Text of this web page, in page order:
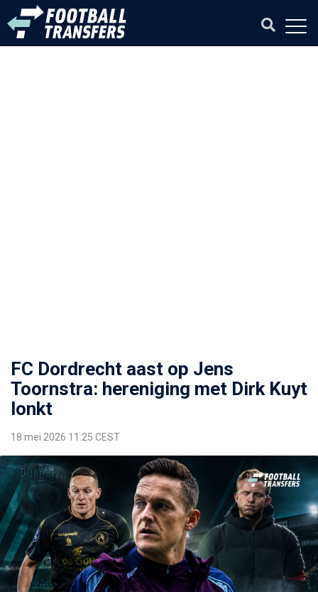
FC Dordrecht aast op Jens
Toornstra: hereniging met Dirk Kuyt
lonkt
18 mei 2026 11:25 CEST